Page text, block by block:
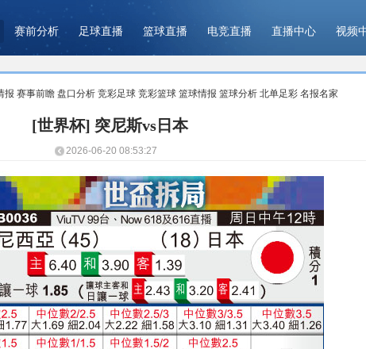
赛前分析 足球直播 篮球直播 电竞直播 直播中心 视频
报 赛事前瞻 盘口分析 竞彩足球 竞彩篮球 篮球情报 篮球分析 北单足彩 名报名家
[世界杯] 突尼斯vs日本
2026-06-20 08:53:27